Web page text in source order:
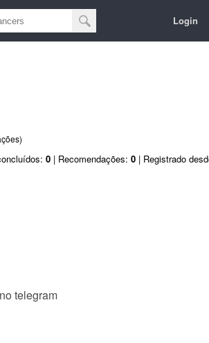
Login
0 | Recomendações: 0 | Registrado
telegram